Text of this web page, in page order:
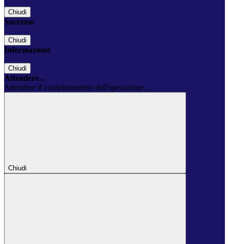
Chiudi
Successo
Chiudi
Informazione
Chiudi
Attendere...
Attendere il completamento dell'operazione...
Chiudi